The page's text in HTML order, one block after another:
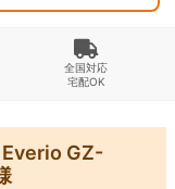
全国対応
宅配OK
Everio GZ-